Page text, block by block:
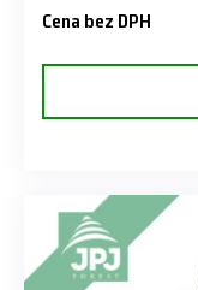
Cena bez DPH